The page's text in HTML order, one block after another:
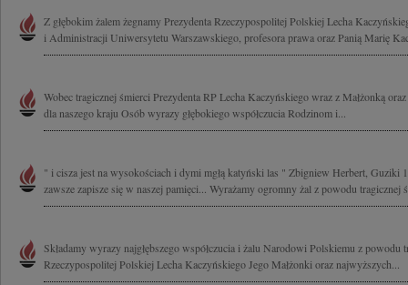
Z głębokim żalem żegnamy Prezydenta Rzeczypospolitej Polskiej Lecha
i Administracji Uniwersytetu Warszawskiego, profesora prawa oraz Panią Marię
Wobec tragicznej śmierci Prezydenta RP Lecha Kaczyńskiego wraz z Małżonką
dla naszego kraju Osób wyrazy głębokiego współczucia Rodzinom i...
" i cisza jest na wysokościach i dymi mgłą katyński las " Zbigniew Herbert, Guziki
zawsze zapisze się w naszej pamięci... Wyrażamy ogromny żal z powodu tragicznej
Składamy wyrazy najgłębszego współczucia i żalu Narodowi Polskiemu z powodu
Rzeczypospolitej Polskiej Lecha Kaczyńskiego Jego Małżonki oraz najwyższych...